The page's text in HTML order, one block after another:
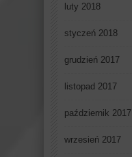
luty 2018
styczeń 2018
grudzień 2017
listopad 2017
październik 2017
wrzesień 2017